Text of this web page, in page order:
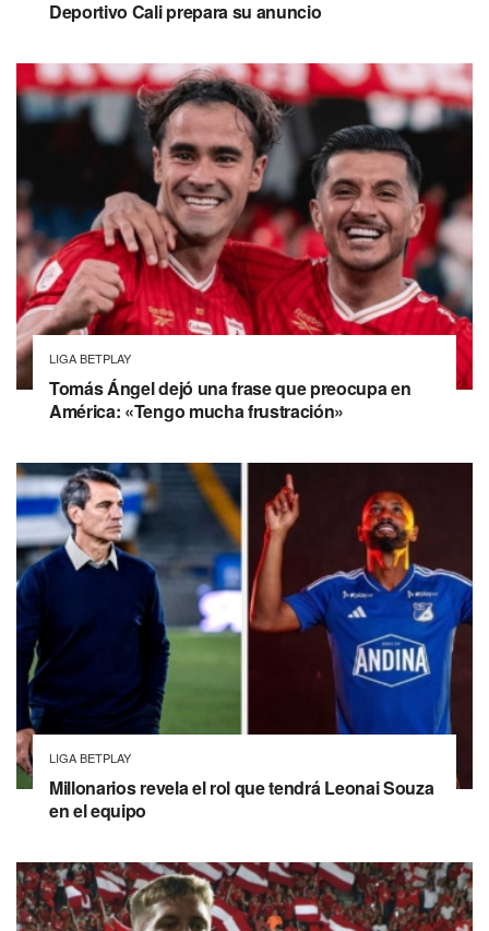
Deportivo Cali prepara su anuncio
LIGA BETPLAY
Tomás Ángel dejó una frase que preocupa en
América: «Tengo mucha frustración»
LIGA BETPLAY
Millonarios revela el rol que tendrá Leonai Souza
en el equipo